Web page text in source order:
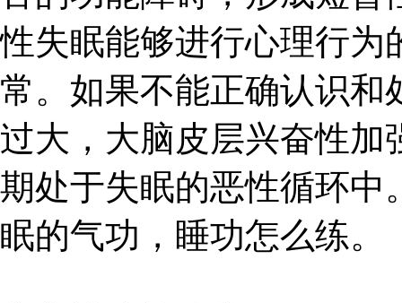
性失眠能够进行心理行为
常。如果不能正确认识和
过大，大脑皮层兴奋性加
期处于失眠的恶性循环中
眠的气功，睡功怎么练。